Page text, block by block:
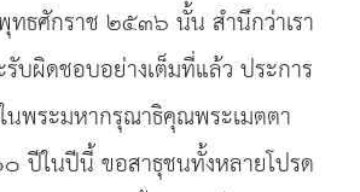
ธศักราช ๒๕๓๖ นั้น สำนึกว่าเรา
บผิดชอบอย่างเต็มที่แล้ว ประการ
พระมหากรุณาธิคุณพระเมตตา
ปีในปีนี้ ขอสาธุชนทั้งหลายโปรด